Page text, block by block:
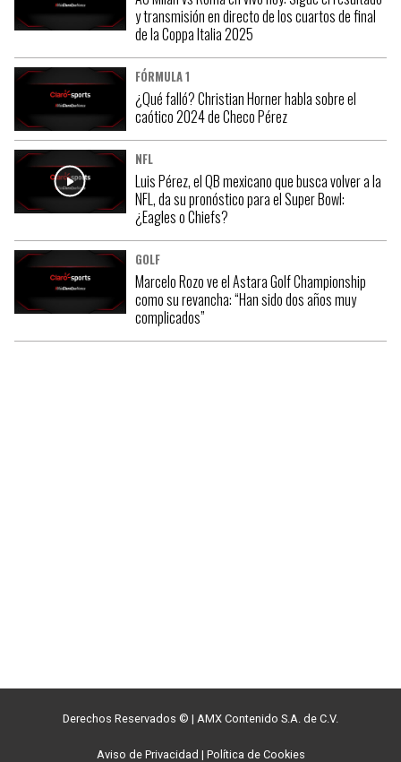
y transmisión en directo de los cuartos de final
de la Coppa Italia 2025
FÓRMULA 1
¿Qué falló? Christian Horner habla sobre el
caótico 2024 de Checo Pérez
NFL
Luis Pérez, el QB mexicano que busca volver a la
NFL, da su pronóstico para el Super Bowl:
¿Eagles o Chiefs?
GOLF
Marcelo Rozo ve el Astara Golf Championship
como su revancha: “Han sido dos años muy
complicados”
Derechos Reservados © | AMX Contenido S.A. de C.V.
Aviso de Privacidad | Política de Cookies